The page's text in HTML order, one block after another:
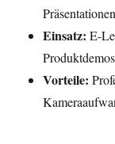
Einsatz: E-
Vorteile: